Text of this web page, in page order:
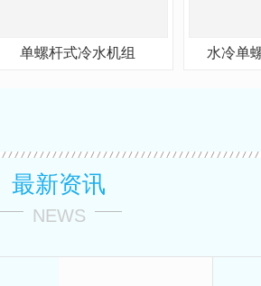
单螺杆式冷水机组 水冷单
最新资讯
NEWS